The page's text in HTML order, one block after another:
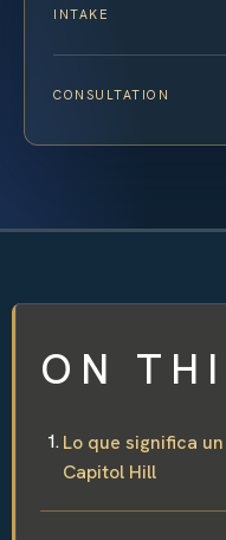
INTAKE
CONSULTATION
ON
Lo que significa
Capitol Hill